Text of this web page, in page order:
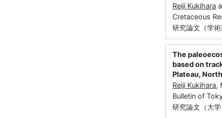
Reiji Kukihara
Cretaceous
研究論文（学
The
based on
Plateau,
Reiji Kukihara,
Bulletin of
研究論文（大